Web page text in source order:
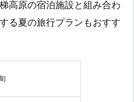
高原の宿泊施設と組み合わ
る夏の旅行プランもおすす